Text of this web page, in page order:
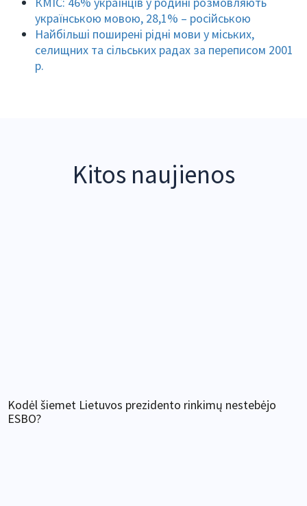
українською мовою, 28,1% – російською
Найбільші поширені рідні мови у міських,
селищних та сільських радах за переписом 2001
р.
Kitos naujienos
Kodėl šiemet Lietuvos prezidento rinkimų nestebėjo
ESBO?